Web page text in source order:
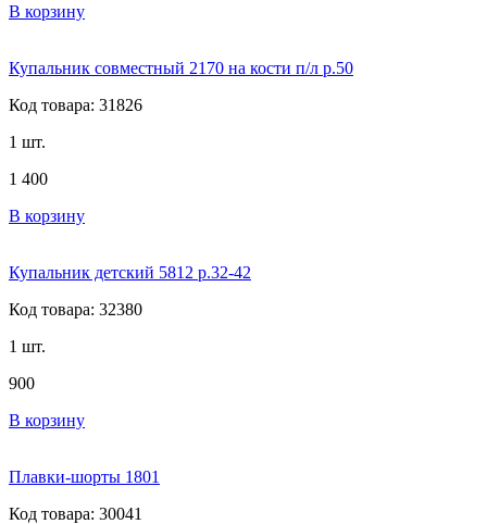
В корзину
Купальник совместный 2170 на кости п/л р.50
Код товара: 31826
1 шт.
1 400
В корзину
Купальник детский 5812 р.32-42
Код товара: 32380
1 шт.
900
В корзину
Плавки-шорты 1801
Код товара: 30041